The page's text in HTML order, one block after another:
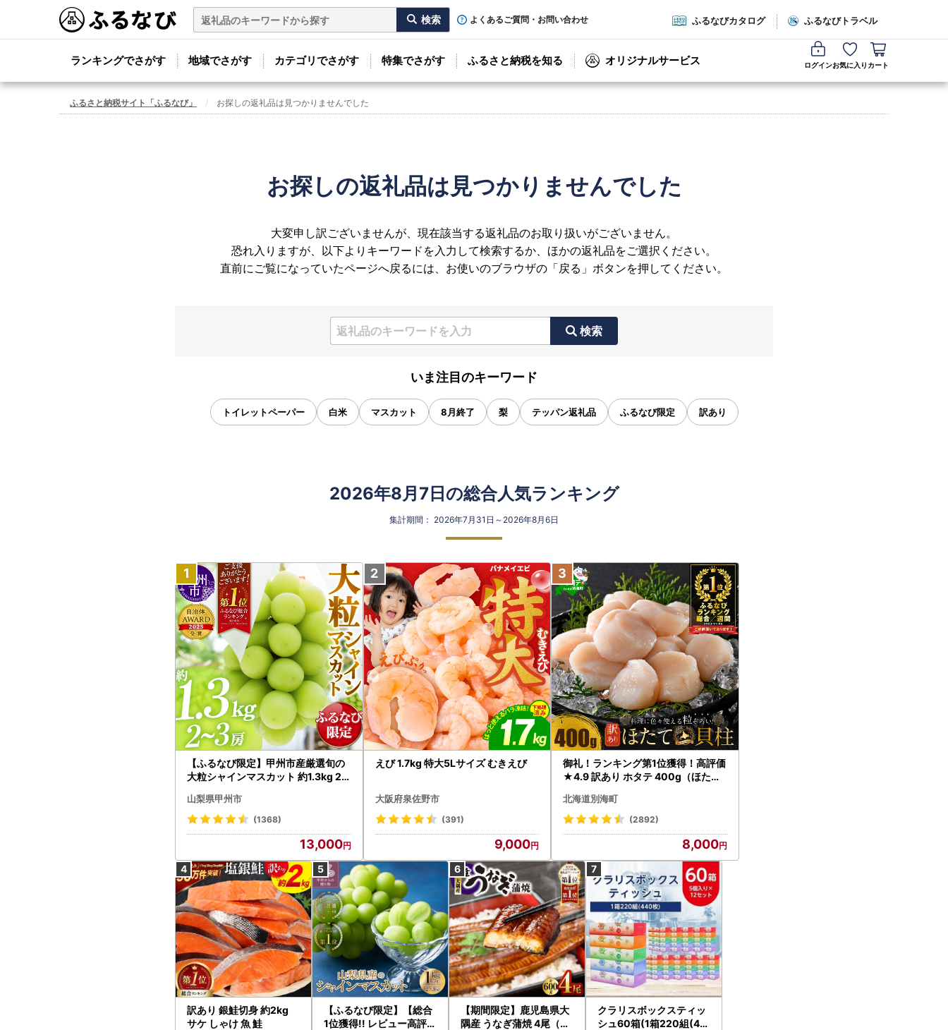
よくあるご質問・お問い合わせ ふるなびカタログ ふるなびトラベル
ランキングでさがす 地域でさがす カテゴリでさがす 特集でさがす ふるさと納税を知る オリジナルサービス ログインお気に入り カート
ふるさと納税サイト「ふるなび」 お探しの返礼品は見つかりませんでした
お探しの返礼品は見つかりませんでした
大変申し訳ございませんが、現在該当する返礼品のお取り扱いがございません。
恐れ入りますが、以下よりキーワードを入力して検索するか、ほかの返礼品をご選択ください。
直前にご覧になっていたページへ戻るには、お使いのブラウザの「戻る」ボタンを押してください。
検索
いま注目のキーワード
トイレットペーパー 白米 マスカット 8月終了 梨 テッパン返礼品 ふるなび限定 訳あり
2026年8月7日の総合人気ランキング
集計期間： 2026年7月31日～2026年8月6日
【ふるなび限定】甲州市産厳選旬の
大粒シャインマスカット 約1.3kg 2
472 FN-Limited-VO シャインマス
カット フルーツ
山梨県甲州市
(1368)
13,000
えび 1.7kg 特大5Lサイズ むきえび
大阪府泉佐野市
(391)
9,000
御礼！ランキング第1位獲得！高評価
★4.9 訳あり ホタテ 400g（ほたて
北海道別海町
(2892)
8,000
訳あり 銀鮭切身 約2kg
サケ しゃけ 魚 鮭
【ふるなび限定】【総合
1位獲得!! レビュー高評価
【期間限定】鹿児島県大
隅産 うなぎ蒲焼 4尾（60
クラリスボックスティッ
シュ60箱(1箱220組(44